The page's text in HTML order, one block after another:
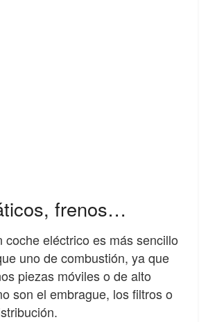
frenos…
coche eléctrico es más sencillo
uno de combustión, ya que
piezas móviles o de alto
son el embrague, los filtros o